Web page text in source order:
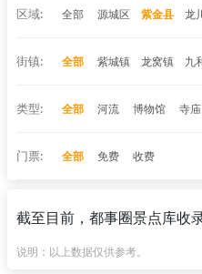
区域: 全部 源城区 紫金县 龙
街镇: 全部 紫城镇 龙窝镇 九
类型: 全部 河流 博物馆 寺庙
门票: 全部 免费 收费
截至目前，都事圈景点库收
说明：以上数据仅供参考。